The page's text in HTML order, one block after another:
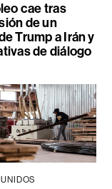
cae tras
de un
Trump a Irán y
de diálogo